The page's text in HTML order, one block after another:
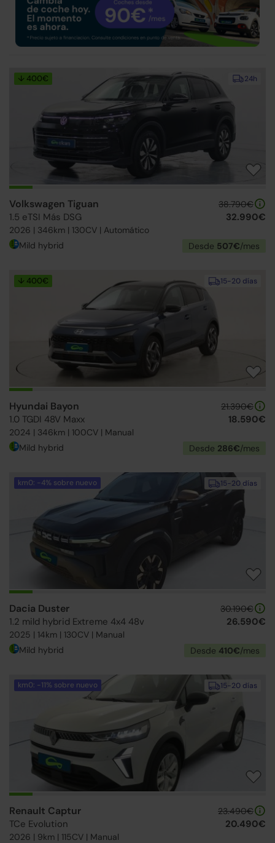
24h
↓ 400€
Volkswagen Tiguan
1.5 eTSI Más DSG
2026 | 346km | 130CV | Automático
38.790€
32.990€
Mild hybrid Desde 507€/mes
15-20 días
↓ 400€
Hyundai Bayon
1.0 TGDI 48V Maxx
2024 | 346km | 100CV | Manual
21.390€
18.590€
Mild hybrid Desde 286€/mes
15-20 días
km0: -4% sobre nuevo
Dacia Duster
1.2 mild hybrid Extreme 4x4 48v
2025 | 14km | 130CV | Manual
30.190€
26.590€
Mild hybrid Desde 410€/mes
15-20 días
km0: -11% sobre nuevo
Renault Captur
TCe Evolution
2026 | 9km | 115CV | Manual
23.490€
20.490€